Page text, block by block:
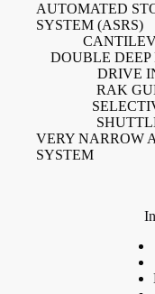
AUTOMATED
SYSTEM (ASRS)
DOUBLE
DRIVE
RAK
VERY NARROW
SYSTEM